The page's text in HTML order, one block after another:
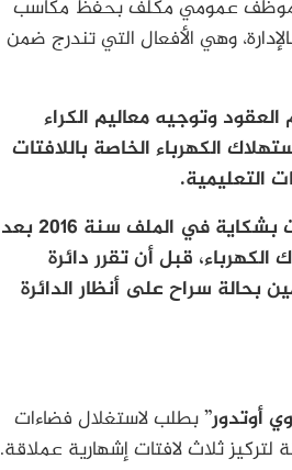
موظف عمومي مكلف بحفظ مكاسب
وهي الأفعال التي تندرج ضمن
وتوجيه معاليم الكراء
الكهرباء الخاصة باللافتات
التعليمية.
وبحسب المعطيات القضائية، فإن وزارة التربية كانت قد تقدمت بشكاية في الملف سنة 2016 بعد
قبل أن تقرر دائرة
المالي سنة 2022 إحالة المتهمين بحالة سراح على أنظار الدائرة
أوتدور”بطلب لاستغلال فضاءات
لتركيز ثلاث لافتات إشهارية عملاقة.